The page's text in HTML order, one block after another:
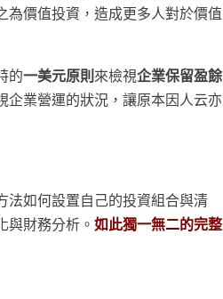
價值投資，造成更多人對於價值
的一美元原則來檢視企業保留盈餘
企業營運的狀況，讓原本因人云亦
法如何設置自己的投資組合與清
與財務分析。 如此獨一無二的完整